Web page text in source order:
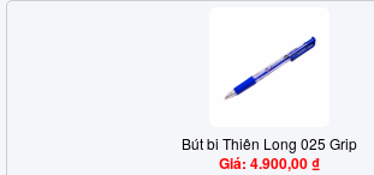
Bút bi Thiên Long 025 Grip
Giá: 4.900,00 ₫